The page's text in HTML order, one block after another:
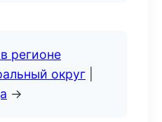
регионе
округ
→